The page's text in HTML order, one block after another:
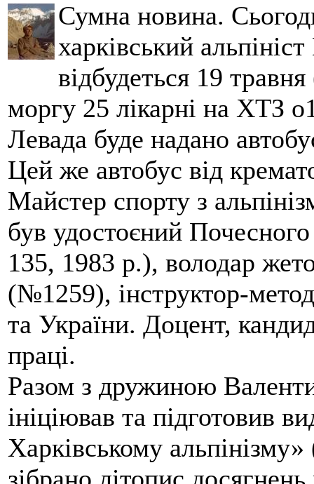
Сумна новина.
харківський
відбудеться 19
моргу 25 лікарні на ХТЗ
Левада буде надано
Цей же автобус від
Майстер спорту з
був удостоєний
135, 1983 р.), володар
(№1259), інструктор-
та України. Доцент,
праці.
Разом з дружиною
ініціював та підготовив
Харківському